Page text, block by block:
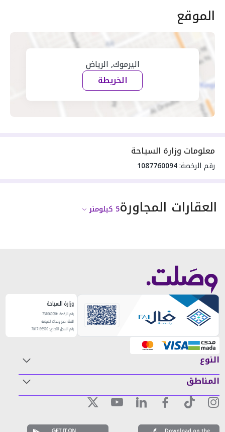
الموقع
اليرموك, الرياض
الخريطة
معلومات وزارة السياحة
رقم الرخصة:1087760094
العقارات المجاورة5 كيلومتر
النوع
المناطق